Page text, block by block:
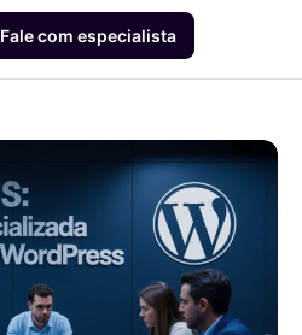
Fale com especialista